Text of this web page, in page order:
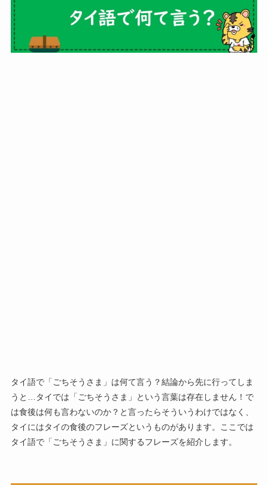
タイ語で「ごちそうさま」は何て言う？結論から先に行ってしま
うと…タイでは「ごちそうさま」という言葉は存在しません！で
は食後は何も言わないのか？と言ったらそういうわけではなく、
タイにはタイの食後のフレーズというものがあります。ここでは
タイ語で「ごちそうさま」に関するフレーズを紹介します。